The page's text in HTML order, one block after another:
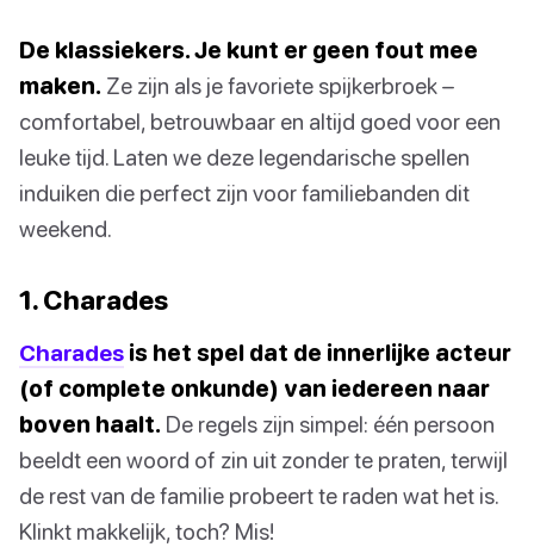
De klassiekers. Je kunt er geen fout mee
maken. Ze zijn als je favoriete spijkerbroek –
comfortabel, betrouwbaar en altijd goed voor een
leuke tijd. Laten we deze legendarische spellen
induiken die perfect zijn voor familiebanden dit
weekend.
1. Charades
Charades is het spel dat de innerlijke acteur
(of complete onkunde) van iedereen naar
boven haalt. De regels zijn simpel: één persoon
beeldt een woord of zin uit zonder te praten, terwijl
de rest van de familie probeert te raden wat het is.
Klinkt makkelijk, toch? Mis!